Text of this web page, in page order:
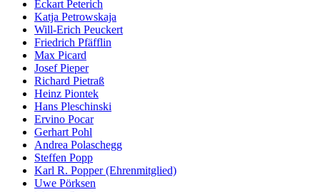
Eckart Peterich
Katja Petrowskaja
Will-Erich Peuckert
Friedrich Pfäfflin
Max Picard
Josef Pieper
Richard Pietraß
Heinz Piontek
Hans Pleschinski
Ervino Pocar
Gerhart Pohl
Andrea Polaschegg
Steffen Popp
Karl R. Popper (Ehrenmitglied)
Uwe Pörksen